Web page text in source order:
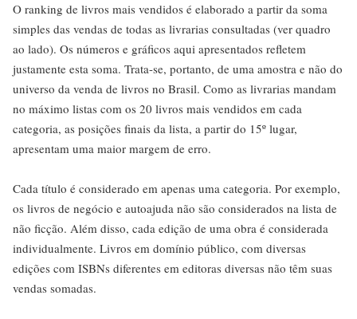
O ranking de livros mais vendidos é elaborado a partir da soma
simples das vendas de todas as livrarias consultadas (ver quadro
ao lado). Os números e gráficos aqui apresentados refletem
justamente esta soma. Trata-se, portanto, de uma amostra e não do
universo da venda de livros no Brasil. Como as livrarias mandam
no máximo listas com os 20 livros mais vendidos em cada
categoria, as posições finais da lista, a partir do 15º lugar,
apresentam uma maior margem de erro.
Cada título é considerado em apenas uma categoria. Por exemplo,
os livros de negócio e autoajuda não são considerados na lista de
não ficção. Além disso, cada edição de uma obra é considerada
individualmente. Livros em domínio público, com diversas
edições com ISBNs diferentes em editoras diversas não têm suas
vendas somadas.